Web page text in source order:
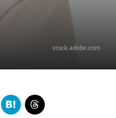
stock.adobe.com